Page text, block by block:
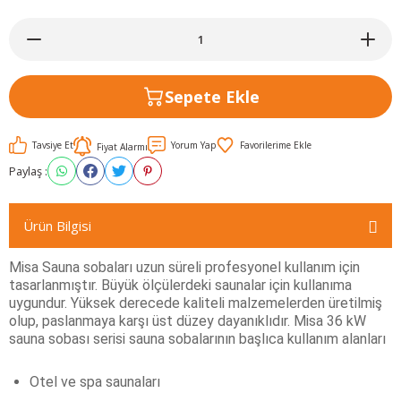
Sepete Ekle
Tavsiye Et Fiyat Alarmı Yorum Yap
Paylaş :
Ürün Bilgisi
Misa Sauna sobaları uzun süreli profesyonel kullanım için
tasarlanmıştır. Büyük ölçülerdeki saunalar için kullanıma
uygundur. Yüksek derecede kaliteli malzemelerden üretilmiş
olup, paslanmaya karşı üst düzey dayanıklıdır. Misa 36 kW
sauna sobası serisi sauna sobalarının başlıca kullanım alanları
Otel ve spa saunaları